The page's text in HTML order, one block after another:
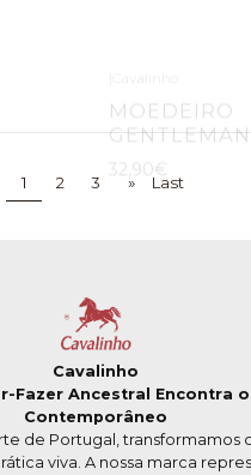
1 2 3 » Last
Cavalinho
Fazer Ancestral Encontra
Contemporâneo
de Portugal, transformamos
viva. A nossa marca